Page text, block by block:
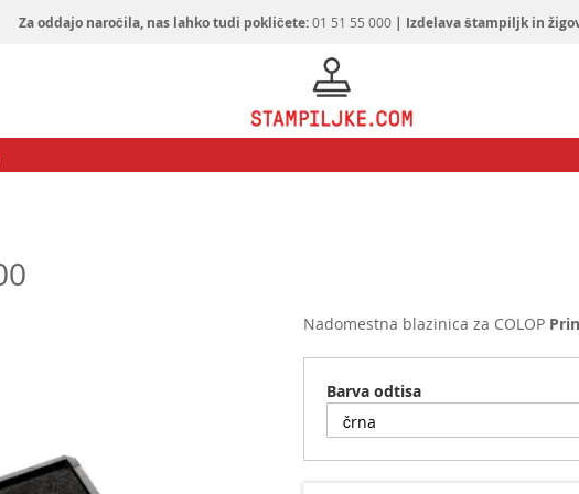
Za oddajo naročila, nas lahko tudi pokličete:01 51 55 000| Izdelava štampiljk in
Nadomestna blazinica za COLOP
Barva odtisa